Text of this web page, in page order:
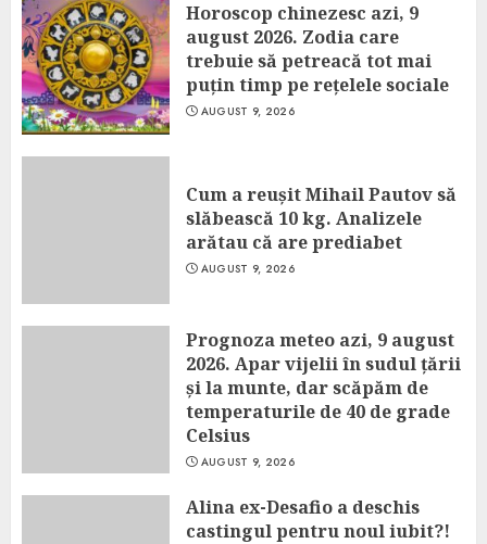
Horoscop chinezesc azi, 9
august 2026. Zodia care
trebuie să petreacă tot mai
puțin timp pe rețelele sociale
AUGUST 9, 2026
Cum a reușit Mihail Pautov să
slăbească 10 kg. Analizele
arătau că are prediabet
AUGUST 9, 2026
Prognoza meteo azi, 9 august
2026. Apar vijelii în sudul țării
și la munte, dar scăpăm de
temperaturile de 40 de grade
Celsius
AUGUST 9, 2026
Alina ex-Desafio a deschis
castingul pentru noul iubit?!